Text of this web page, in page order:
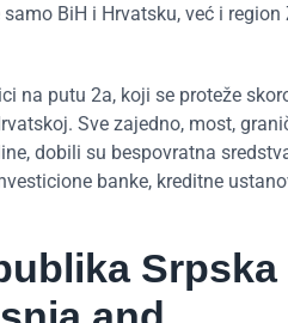
BiH i Hrvatsku, već i region
na putu 2a, koji se proteže
Sve zajedno, most,
dobili su bespovratna
banke, kreditne
Srpska